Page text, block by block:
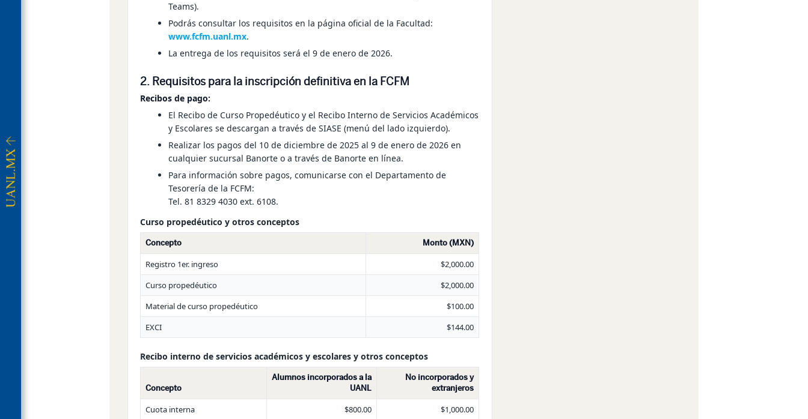
Teams).
Podrás consultar los requisitos en la página oficial de la Facultad:
www.fcfm.uanl.mx.
La entrega de los requisitos será el 9 de enero de 2026.
2. Requisitos para la inscripción definitiva en la FCFM
Recibos de pago:
El Recibo de Curso Propedéutico y el Recibo Interno de Servicios Académicos
y Escolares se descargan a través de SIASE (menú del lado izquierdo).
Realizar los pagos del 10 de diciembre de 2025 al 9 de enero de 2026 en
cualquier sucursal Banorte o a través de Banorte en línea.
Para información sobre pagos, comunicarse con el Departamento de
Tesorería de la FCFM:
Tel. 81 8329 4030 ext. 6108.
Curso propedéutico y otros conceptos
Concepto Monto (MXN)
Registro 1er. ingreso
$2,000.00
Curso propedéutico
$2,000.00
Material de curso propedéutico
$100.00
EXCI
$144.00
Recibo interno de servicios académicos y escolares y otros conceptos
Concepto
Alumnos incorporados a la
UANL
No incorporados y
extranjeros
Cuota interna $800.00
$1,000.00